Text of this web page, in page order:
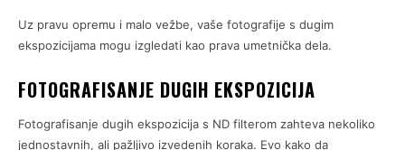
Uz pravu opremu i malo vežbe, vaše fotografije s dugim
ekspozicijama mogu izgledati kao prava umetnička dela.
FOTOGRAFISANJE DUGIH EKSPOZICIJA
Fotografisanje dugih ekspozicija s ND filterom zahteva nekoliko
jednostavnih, ali pažljivo izvedenih koraka. Evo kako da